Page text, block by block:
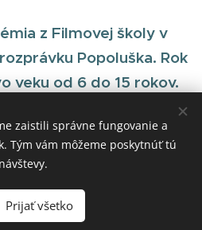
z Filmovej školy v
Popoluška. Rok
veku od 6 do 15 rokov.
Cookies
zaistili správne fungovanie a
Tým vám môžeme poskytnúť tú
Prijať všetko